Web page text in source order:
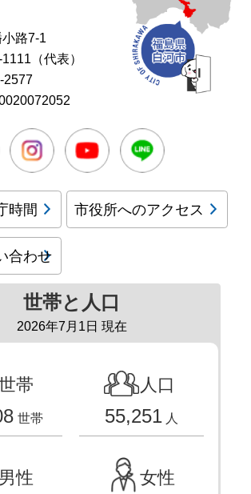
路7-1
（代表）
2577
FacebookInstagramYoutube
時間 市役所へのアクセス
合わせ
世帯と人口
2026年7月1日 現在
帯
世帯
人口
55,251 人
男性 女性